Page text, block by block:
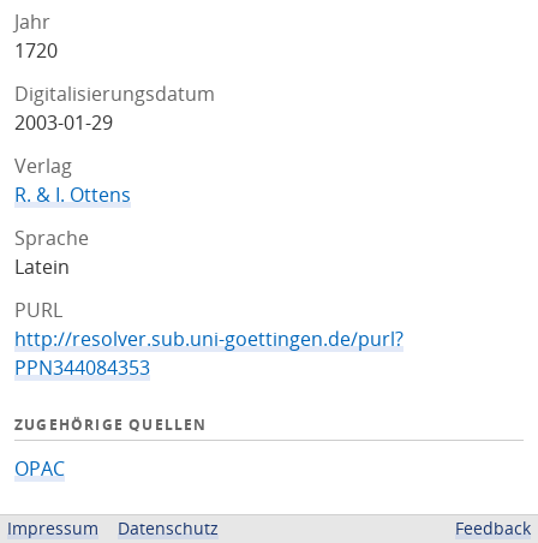
Jahr
1720
Digitalisierungsdatum
2003-01-29
Verlag
R. & I. Ottens
Sprache
Latein
PURL
http://resolver.sub.uni-goettingen.de/purl?
PPN344084353
ZUGEHÖRIGE QUELLEN
OPAC
BEREITGESTELLT VON
Impressum Datenschutz Feedback